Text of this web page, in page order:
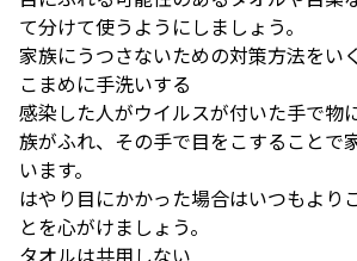
て分けて使うようにしましょう。
家族にうつさないための対策方法をい
こまめに手洗いする
感染した人がウイルスが付いた手で物
族がふれ、その手で目をこすることで
います。
はやり目にかかった場合はいつもより
とを心がけましょう。
タオルは共用しない